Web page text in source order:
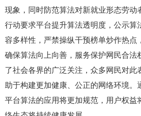
现象，同时防范算法对新就业形态劳动
行动要求平台提升算法透明度，公示算
容多样性，严禁操纵干预榜单炒作热点
确保算法向上向善，服务保护网民合法
了社会各界的广泛关注，众多网民对此
助于构建更加健康、公正的网络环境。
平台算法的应用将更加规范，用户权益